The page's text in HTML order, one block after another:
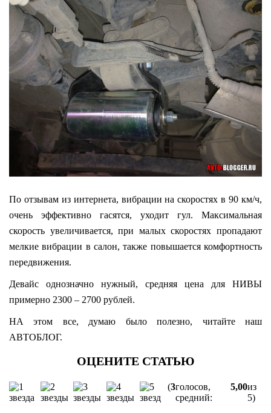
По отзывам из интернета, вибрации на скоростях в 90 км/ч,
очень эффективно гасятся, уходит гул. Максимальная
скорость увеличивается, при малых скоростях пропадают
мелкие вибрации в салон, также повышается комфортность
передвижения.
Девайс однозначно нужный, средняя цена для НИВЫ
примерно 2300 – 2700 рублей.
НА этом все, думаю было полезно, читайте наш
АВТОБЛОГ.
(3голосов,
средний:
5,00из
5)